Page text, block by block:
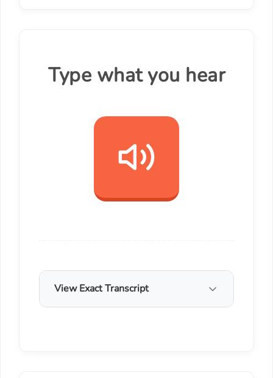
Type what you hear
View Exact Transcript